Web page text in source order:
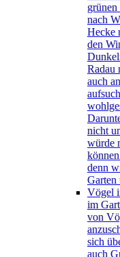
nach
Hecke
den
Radau
auch
nicht
würde
denn
Garten
Vögel
im
von
sich
auch